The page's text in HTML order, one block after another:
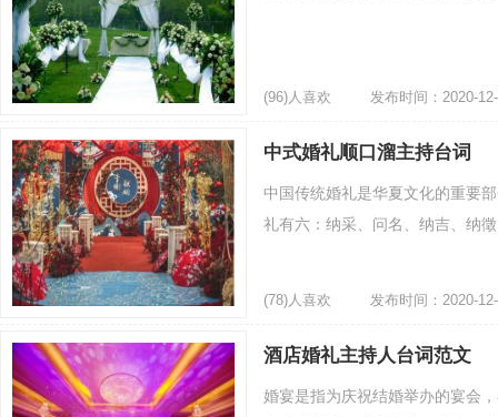
(96)人喜欢 发布时间：2020-
中式婚礼顺口溜主持台词
中国传统婚礼是华夏文化的重要
礼有六：纳采、问名、纳吉、纳
(78)人喜欢 发布时间：2020-
酒店婚礼主持人台词范文
婚宴是指为庆祝结婚举办的宴会